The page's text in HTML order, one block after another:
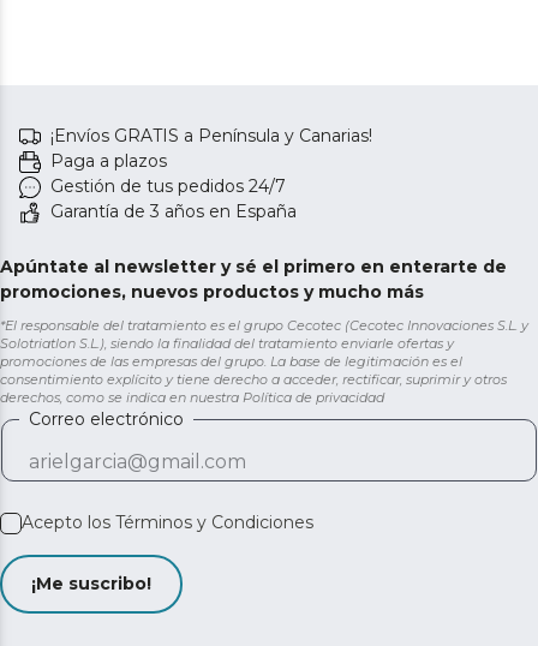
¡Envíos GRATIS a Península y Canarias!
Paga a plazos
Gestión de tus pedidos 24/7
Garantía de 3 años en España
Apúntate al newsletter y sé el primero en enterarte de
promociones, nuevos productos y mucho más
*El responsable del tratamiento es el grupo Cecotec (Cecotec Innovaciones S.L. y
Solotriatlon S.L.), siendo la finalidad del tratamiento enviarle ofertas y
promociones de las empresas del grupo. La base de legitimación es el
consentimiento explícito y tiene derecho a acceder, rectificar, suprimir y otros
derechos, como se indica en nuestra Política de privacidad
Correo electrónico
Acepto los Términos y Condiciones
¡Me suscribo!